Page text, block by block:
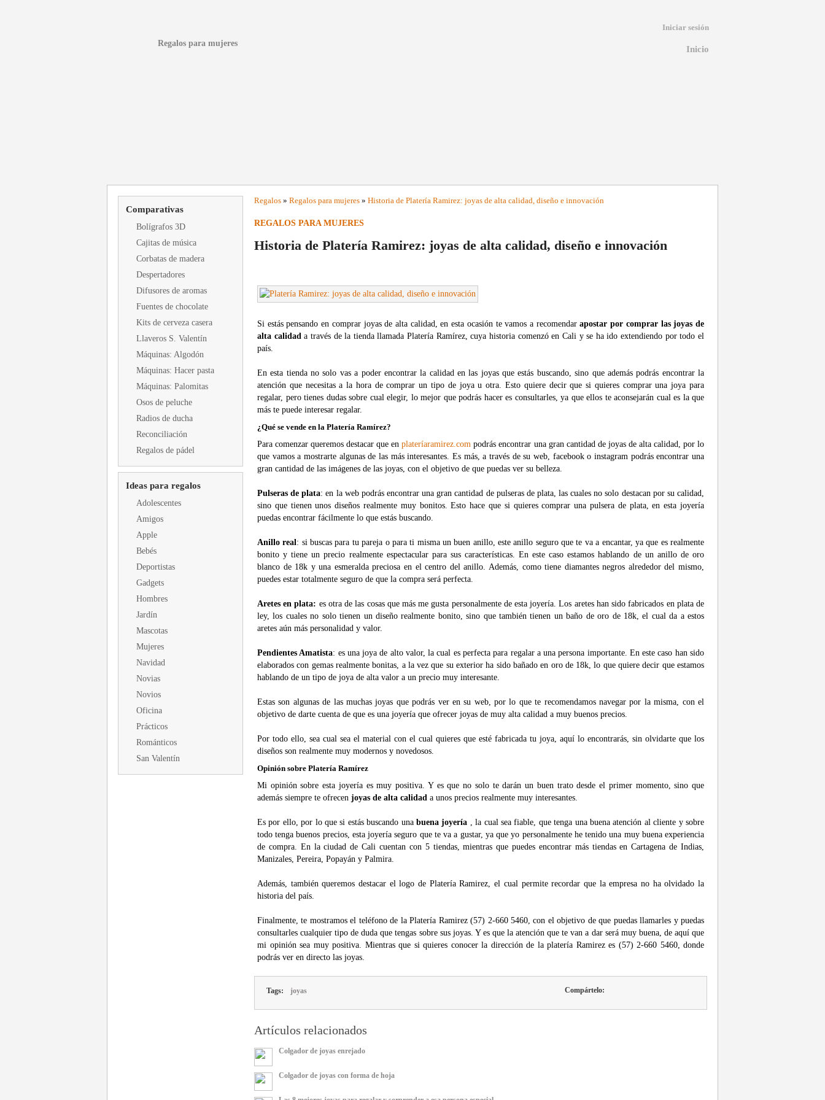
Regalos para mujeres
Iniciar sesión
Inicio
Comparativas
Bolígrafos 3D
Cajitas de música
Corbatas de madera
Despertadores
Difusores de aromas
Fuentes de chocolate
Kits de cerveza casera
Llaveros S. Valentín
Máquinas: Algodón
Máquinas: Hacer pasta
Máquinas: Palomitas
Osos de peluche
Radios de ducha
Reconciliación
Regalos de pádel
Ideas para regalos
Adolescentes
Amigos
Apple
Bebés
Deportistas
Gadgets
Hombres
Jardín
Mascotas
Mujeres
Navidad
Novias
Novios
Oficina
Prácticos
Románticos
San Valentín
Regalos » Regalos para mujeres » Historia de Platería Ramirez: joyas de alta calidad, diseño e innovación
REGALOS PARA MUJERES
Historia de Platería Ramirez: joyas de alta calidad, diseño e innovación
Si estás pensando en comprar joyas de alta calidad, en esta ocasión te vamos a recomendarapostar por comprar las joyas de
alta calidada través de la tienda llamada Platería Ramírez, cuya historia comenzó en Cali y se ha ido extendiendo por todo el
país.
En esta tienda no solo vas a poder encontrar la calidad en las joyas que estás buscando, sino que además podrás encontrar la
atención que necesitas a la hora de comprar un tipo de joya u otra. Esto quiere decir que si quieres comprar una joya para
regalar, pero tienes dudas sobre cual elegir, lo mejor que podrás hacer es consultarles, ya que ellos te aconsejarán cual es la que
más te puede interesar regalar.
¿Qué se vende en la Platería Ramírez?
Para comenzar queremos destacar que enplateríaramirez.com podrás encontrar una gran cantidad de joyas de alta calidad, por lo
que vamos a mostrarte algunas de las más interesantes. Es más, a través de su web, facebook o instagram podrás encontrar una
gran cantidad de las imágenes de las joyas, con el objetivo de que puedas ver su belleza.
Pulseras de plata: en la web podrás encontrar una gran cantidad de pulseras de plata, las cuales no solo destacan por su calidad,
sino que tienen unos diseños realmente muy bonitos. Esto hace que si quieres comprar una pulsera de plata, en esta joyería
puedas encontrar fácilmente lo que estás buscando.
Anillo real: si buscas para tu pareja o para ti misma un buen anillo, este anillo seguro que te va a encantar, ya que es realmente
bonito y tiene un precio realmente espectacular para sus características. En este caso estamos hablando de un anillo de oro
blanco de 18k y una esmeralda preciosa en el centro del anillo. Además, como tiene diamantes negros alrededor del mismo,
puedes estar totalmente seguro de que la compra será perfecta.
Aretes en plata: es otra de las cosas que más me gusta personalmente de esta joyería. Los aretes han sido fabricados en plata de
ley, los cuales no solo tienen un diseño realmente bonito, sino que también tienen un baño de oro de 18k, el cual da a estos
aretes aún más personalidad y valor.
Pendientes Amatista: es una joya de alto valor, la cual es perfecta para regalar a una persona importante. En este caso han sido
elaborados con gemas realmente bonitas, a la vez que su exterior ha sido bañado en oro de 18k, lo que quiere decir que estamos
hablando de un tipo de joya de alta valor a un precio muy interesante.
Estas son algunas de las muchas joyas que podrás ver en su web, por lo que te recomendamos navegar por la misma, con el
objetivo de darte cuenta de que es una joyería que ofrecer joyas de muy alta calidad a muy buenos precios.
Por todo ello, sea cual sea el material con el cual quieres que esté fabricada tu joya, aquí lo encontrarás, sin olvidarte que los
diseños son realmente muy modernos y novedosos.
Opinión sobre Platería Ramírez
Mi opinión sobre esta joyería es muy positiva. Y es que no solo te darán un buen trato desde el primer momento, sino que
además siempre te ofrecen joyas de alta calidad a unos precios realmente muy interesantes.
Es por ello, por lo que si estás buscando unabuena joyería , la cual sea fiable, que tenga una buena atención al cliente y sobre
todo tenga buenos precios, esta joyería seguro que te va a gustar, ya que yo personalmente he tenido una muy buena experiencia
de compra. En laciudad de Cali cuentan con 5 tiendas, mientras que puedes encontrar más tiendas en Cartagena de Indias,
Manizales, Pereira, Popayán y Palmira.
Además, también queremos destacar el logo de Platería Ramirez, el cual permite recordar que la empresa no ha olvidado la
historia del país.
Finalmente, te mostramos el teléfono de la Platería Ramirez (57) 2-660 5460, con el objetivo de que puedas llamarles y puedas
consultarles cualquier tipo de duda que tengas sobre sus joyas. Y es que la atención que te van a dar será muy buena, de aquí que
mi opinión sea muy positiva. Mientras que si quieres conocer la dirección de la platería Ramirez es (57) 2-660 5460, donde
podrás ver en directo las joyas.
Tags: joyas Compártelo:
Artículos relacionados
Colgador de joyas enrejado
Colgador de joyas con forma de hoja